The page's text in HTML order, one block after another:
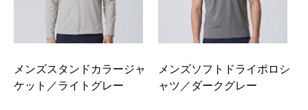
メンズスタンドカラージャ
ケット／ライトグレー
メンズソフトドライポロシ
ャツ／ダークグレー